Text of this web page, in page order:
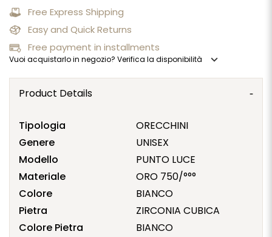
Free Express Shipping
Easy and Quick Returns
Free payment in installments
Vuoi acquistarlo in negozio? Verifica la disponibilità expand_more
Product Details
Tipologia
ORECCHINI
Genere
UNISEX
Modello
PUNTO LUCE
Materiale
ORO 750/°°°
Colore
BIANCO
Pietra
ZIRCONIA CUBICA
Colore Pietra
BIANCO